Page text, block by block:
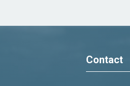
Contact